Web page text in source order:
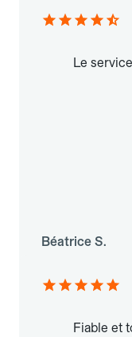
Le
Béatrice S.
Fiable et